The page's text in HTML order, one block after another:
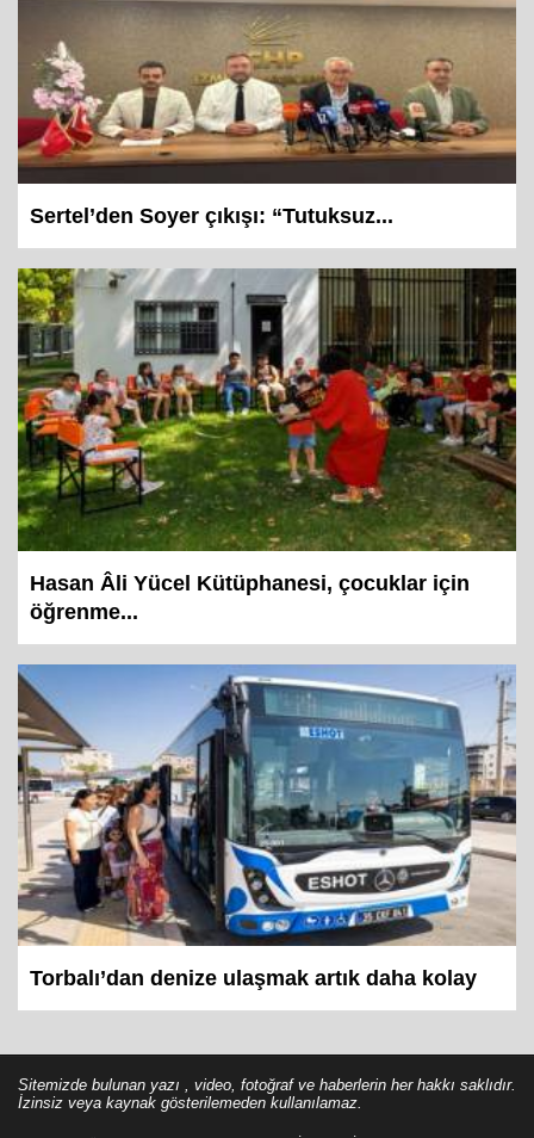
Sertel’den Soyer çıkışı: “Tutuksuz...
Hasan Âli Yücel Kütüphanesi, çocuklar için
öğrenme...
Torbalı’dan denize ulaşmak artık daha kolay
Sitemizde bulunan yazı , video, fotoğraf ve haberlerin her hakkı saklıdır.
İzinsiz veya kaynak gösterilemeden kullanılamaz.